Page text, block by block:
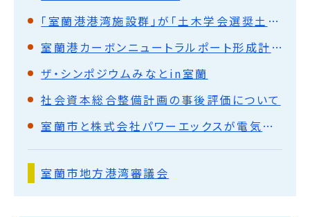
「室蘭港港湾施設群」が「土木学会選奨土木遺産」に認定
室蘭港カーボンニュートラルポート形成計画
ザ・シンポジウムみなとin室蘭
社会資本総合整備計画の事後評価について
室蘭市と株式会社パワーエックスが電気運搬船及び蓄電池の開発及びその利活用による室蘭港のカーボンニュートラル形成及び地域の振興に向けた包括連携協定を締結
室蘭市地方港湾審議会